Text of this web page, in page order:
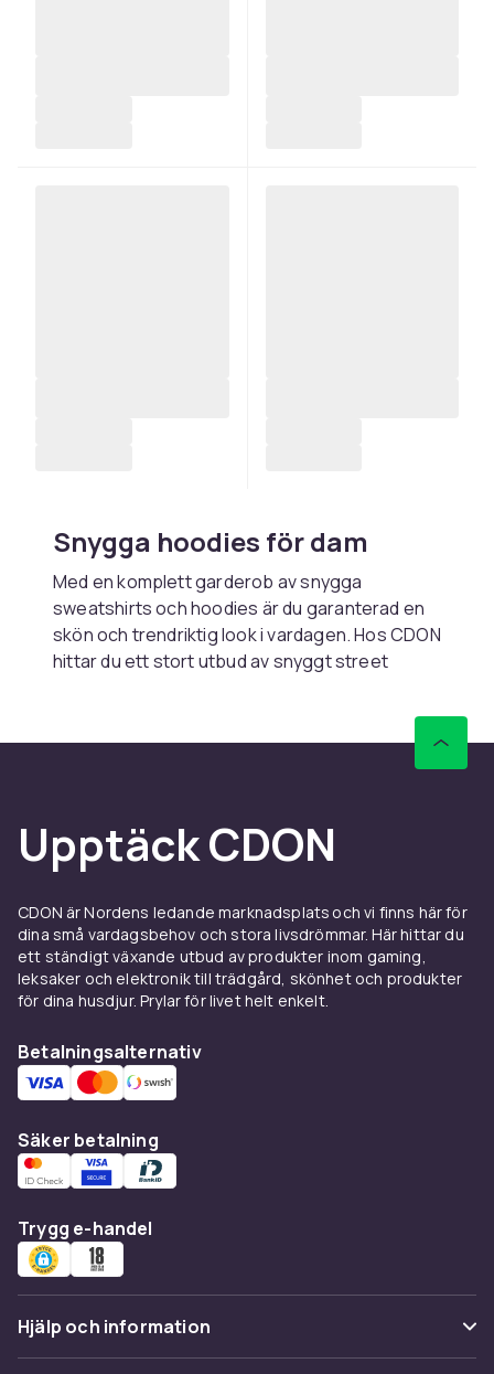
Snygga hoodies för dam
Med en komplett garderob av snygga
sweatshirts och hoodies är du garanterad en
skön och trendriktig look i vardagen. Hos CDON
hittar du ett stort utbud av snyggt street
läcker luvtröja för dam till en skön zip hoodie i
oversize modell. På den här sajten hittar du en
modesvängen och vem är inte glad för det?
Bekväma plagg som sitter skönt på alla
trendsäkra. Självklart ger vi dig ett
variationsrikt utbud på sweatshirts för dam
som passar till alla tänkbara tillfällen. Till skolan,
träningen eller till och med partyt - vårt
sweatshirts dam uppfyller alla önskemål.
Snygga sweatshirts för varje
tillfälle
För dig som vill piffa till looken och inte bara
svart eller beige hoodie eller sweatshirt dam
med tryck. Du kan välja bland mängder av tryck
musikinspirerade tryck till mer konstnärliga
motiv eller rena statement-plagg. Ett utbud
Upptäck CDON
CDON är Nordens ledande marknadsplats och vi finns här för
dina små vardagsbehov och stora livsdrömmar. Här hittar du
ett ständigt växande utbud av produkter inom gaming,
leksaker och elektronik till trädgård, skönhet och produkter
för dina husdjur. Prylar för livet helt enkelt.
Betalningsalternativ
Säker betalning
Trygg e-handel
Hjälp och information